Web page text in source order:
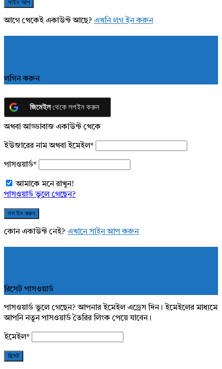
আগে থেকেই একাউন্ট আছে? এখনি লগ ইন করুন
লগিন করুন
জিমেইলথেকে লগইন করুন
অথবা আড্ডাবাজ একাউন্ট থেকে
ইউজারের নাম অথবা ইমেইল*
পাসওয়ার্ড*
আমাকে মনে রাখুন!
পাসওয়ার্ড ভুলে গেছেন?
কোন একাউন্ট নেই? এখানে সাইন আপ করুন
রিসেট পাসওয়ার্ড
পাসওয়ার্ড ভুলে গেছেন? আপনার ইমেইল এড্রেস দিন। ইমেইলের মাধ্যমে
আপনি নতুন পাসওয়ার্ড তৈরির লিংক পেয়ে যাবেন।
ইমেইল*